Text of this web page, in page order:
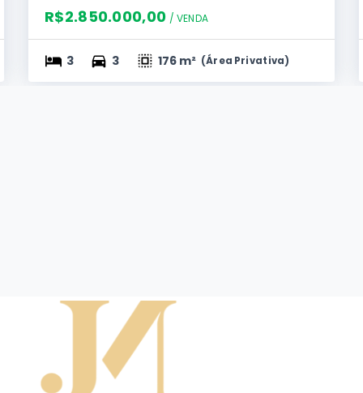
R$2.850.000,00 / VENDA
3 3 176 m² (Área Privativa)